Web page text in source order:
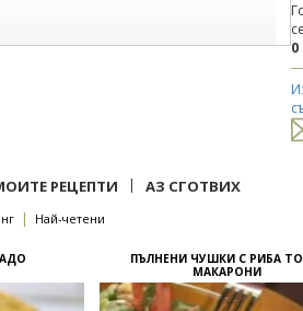
0
РЕЦЕПТИ | АЗ СГОТВИХ
| Най-четени
ПЪЛНЕНИ ЧУШКИ С РИБА
МАКАРОНИ